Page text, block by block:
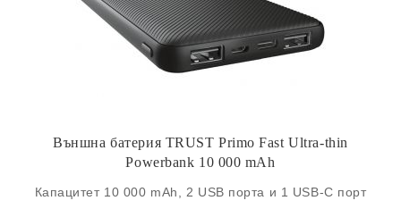
Външна батерия TRUST Primo Fast Ultra-thin
Powerbank 10 000 mAh
Капацитет 10 000 mAh, 2 USB порта и 1 USB-C порт